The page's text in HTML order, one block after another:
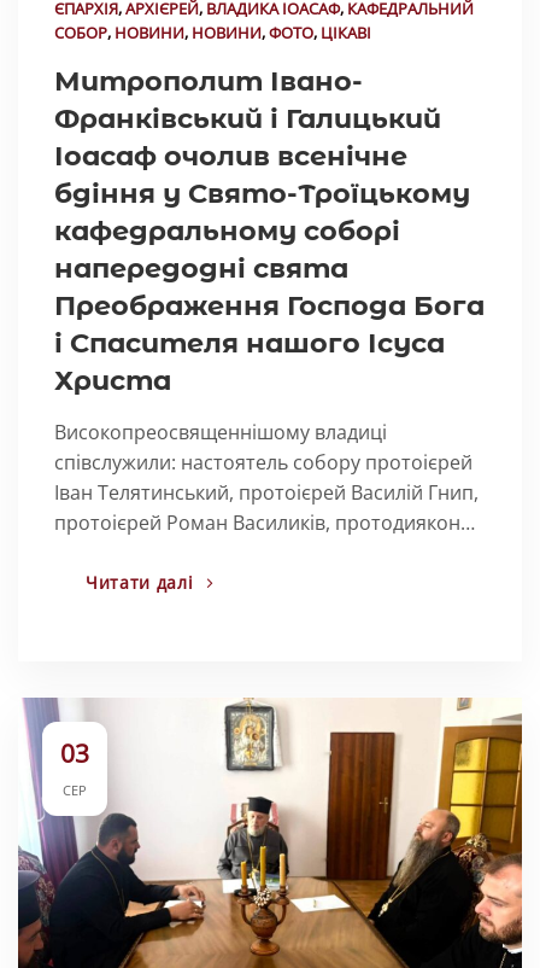
ЄПАРХІЯ,АРХІЄРЕЙ, ВЛАДИКА ІОАСАФ, КАФЕДРАЛЬНИЙ
СОБОР, НОВИНИ, НОВИНИ,ФОТО, ЦІКАВІ
Митрополит Івано-
Франківський і Галицький
Іоасаф очолив всенічне
бдіння у Свято-Троїцькому
кафедральному соборі
напередодні свята
Преображення Господа Бога
і Спасителя нашого Ісуса
Христа
Високопреосвященнішому владиці
співслужили: настоятель собору протоієрей
Іван Телятинський, протоієрей Василій Гнип,
протоієрей Роман Василиків, протодиякон…
Читати далі
03
СЕР